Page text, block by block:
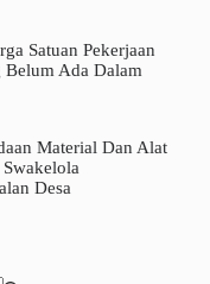
Satuan Pekerjaan
Belum Ada Dalam
Material Dan Alat
Desa